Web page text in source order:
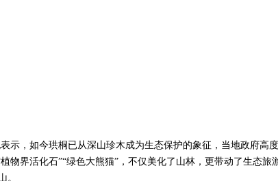
示，如今珙桐已从深山珍木成为生态保护的象征，当地政府高
物界活化石”“绿色大熊猫”，不仅美化了山林，更带动了生态
。